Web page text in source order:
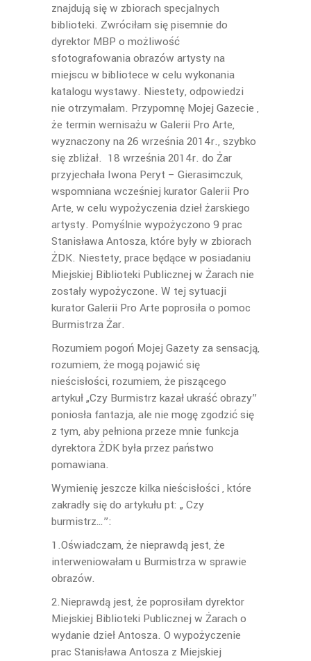
znajdują się w zbiorach specjalnych
biblioteki. Zwróciłam się pisemnie do
dyrektor MBP o możliwość
sfotografowania obrazów artysty na
miejscu w bibliotece w celu wykonania
katalogu wystawy. Niestety, odpowiedzi
nie otrzymałam. Przypomnę Mojej Gazecie ,
że termin wernisażu w Galerii Pro Arte,
wyznaczony na 26 września 2014r., szybko
się zbliżał. 18 września 2014r. do Żar
przyjechała Iwona Peryt – Gierasimczuk,
wspomniana wcześniej kurator Galerii Pro
Arte, w celu wypożyczenia dzieł żarskiego
artysty. Pomyślnie wypożyczono 9 prac
Stanisława Antosza, które były w zbiorach
ŻDK. Niestety, prace będące w posiadaniu
Miejskiej Biblioteki Publicznej w Żarach nie
zostały wypożyczone. W tej sytuacji
kurator Galerii Pro Arte poprosiła o pomoc
Burmistrza Żar.
Rozumiem pogoń Mojej Gazety za sensacją,
rozumiem, że mogą pojawić się
nieścisłości, rozumiem, że piszącego
artykuł „Czy Burmistrz kazał ukraść obrazy”
poniosła fantazja, ale nie mogę zgodzić się
z tym, aby pełniona przeze mnie funkcja
dyrektora ŻDK była przez państwo
pomawiana.
Wymienię jeszcze kilka nieścisłości , które
zakradły się do artykułu pt: „ Czy
burmistrz…”:
1.Oświadczam, że nieprawdą jest, że
interweniowałam u Burmistrza w sprawie
obrazów.
2.Nieprawdą jest, że poprosiłam dyrektor
Miejskiej Biblioteki Publicznej w Żarach o
wydanie dzieł Antosza. O wypożyczenie
prac Stanisława Antosza z Miejskiej